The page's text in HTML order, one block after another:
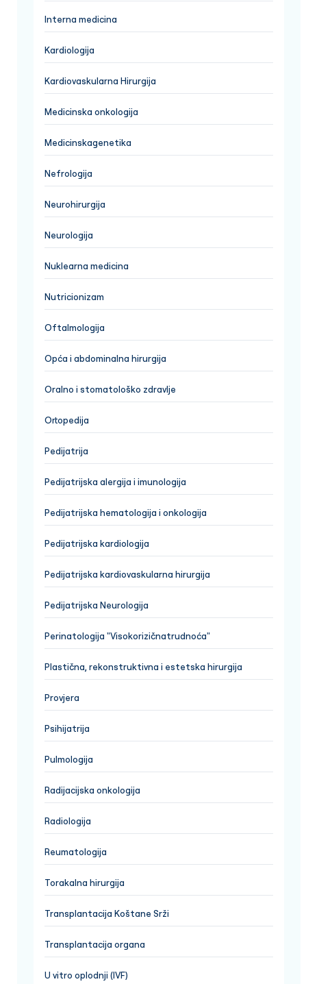
Interna medicina
Kardiologija
Kardiovaskularna Hirurgija
Medicinska onkologija
Medicinskagenetika
Nefrologija
Neurohirurgija
Neurologija
Nuklearna medicina
Nutricionizam
Oftalmologija
Opća i abdominalna hirurgija
Oralno i stomatološko zdravlje
Ortopedija
Pedijatrija
Pedijatrijska alergija i imunologija
Pedijatrijska hematologija i onkologija
Pedijatrijska kardiologija
Pedijatrijska kardiovaskularna hirurgija
Pedijatrijska Neurologija
Perinatologija "Visokorizičnatrudnoća"
Plastična, rekonstruktivna i estetska hirurgija
Provjera
Psihijatrija
Pulmologija
Radijacijska onkologija
Radiologija
Reumatologija
Torakalna hirurgija
Transplantacija Koštane Srži
Transplantacija organa
U vitro oplodnji (IVF)